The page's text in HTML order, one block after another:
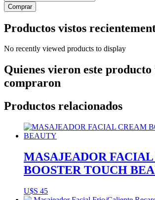
Comprar
Productos vistos
No recently viewed products to display
Quienes vieron este
compraron
Productos relacionados
MASAJEADOR
BOOSTER TOUCH
U$S 45